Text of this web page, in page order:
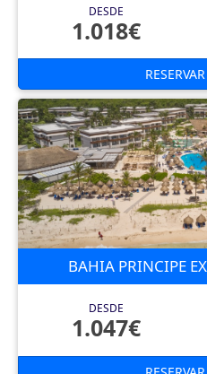
DESDE
1.018€
BAHIA PRINCIPE
DESDE
1.047€